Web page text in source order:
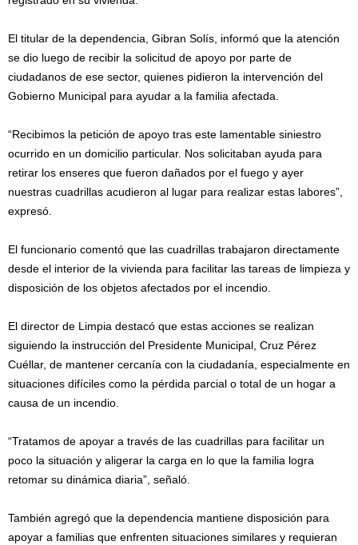
El titular de la dependencia, Gibran Solís, informó que la atención
se dio luego de recibir la solicitud de apoyo por parte de
ciudadanos de ese sector, quienes pidieron la intervención del
Gobierno Municipal para ayudar a la familia afectada.
“Recibimos la petición de apoyo tras este lamentable siniestro
ocurrido en un domicilio particular. Nos solicitaban ayuda para
retirar los enseres que fueron dañados por el fuego y ayer
nuestras cuadrillas acudieron al lugar para realizar estas labores”,
expresó.
El funcionario comentó que las cuadrillas trabajaron directamente
desde el interior de la vivienda para facilitar las tareas de limpieza y
disposición de los objetos afectados por el incendio.
El director de Limpia destacó que estas acciones se realizan
siguiendo la instrucción del Presidente Municipal, Cruz Pérez
Cuéllar, de mantener cercanía con la ciudadanía, especialmente en
situaciones difíciles como la pérdida parcial o total de un hogar a
causa de un incendio.
“Tratamos de apoyar a través de las cuadrillas para facilitar un
poco la situación y aligerar la carga en lo que la familia logra
retomar su dinámica diaria”, señaló.
También agregó que la dependencia mantiene disposición para
apoyar a familias que enfrenten situaciones similares y requieran